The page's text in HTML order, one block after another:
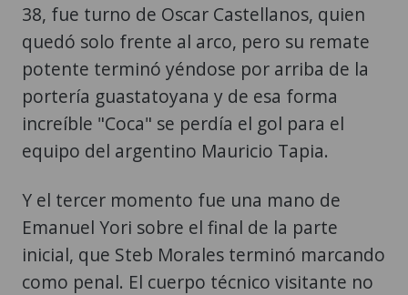
38, fue turno de Oscar Castellanos, quien
quedó solo frente al arco, pero su remate
potente terminó yéndose por arriba de la
portería guastatoyana y de esa forma
increíble "Coca" se perdía el gol para el
equipo del argentino Mauricio Tapia.
Y el tercer momento fue una mano de
Emanuel Yori sobre el final de la parte
inicial, que Steb Morales terminó marcando
como penal. El cuerpo técnico visitante no